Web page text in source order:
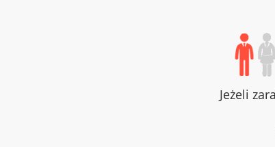
Jeżeli